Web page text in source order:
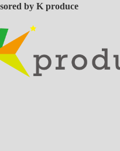
by K produce